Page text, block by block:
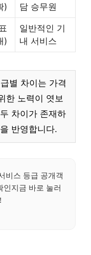
)
담 승무원
)
일반적인 기
내 서비스
별 차이는 가격
한 노력이 엿보
차이가 존재하
반영합니다.
비스 등급 공개객
인지금 바로 눌러